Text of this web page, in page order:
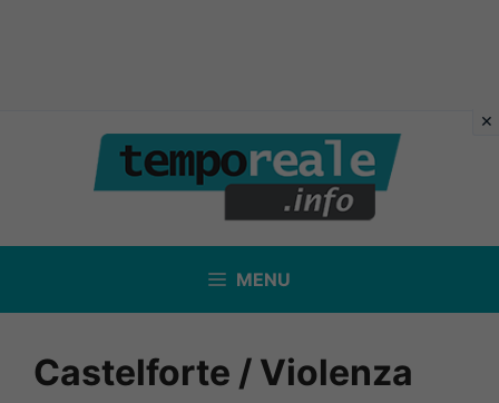
contenuto
MENU
Castelforte / Violenza